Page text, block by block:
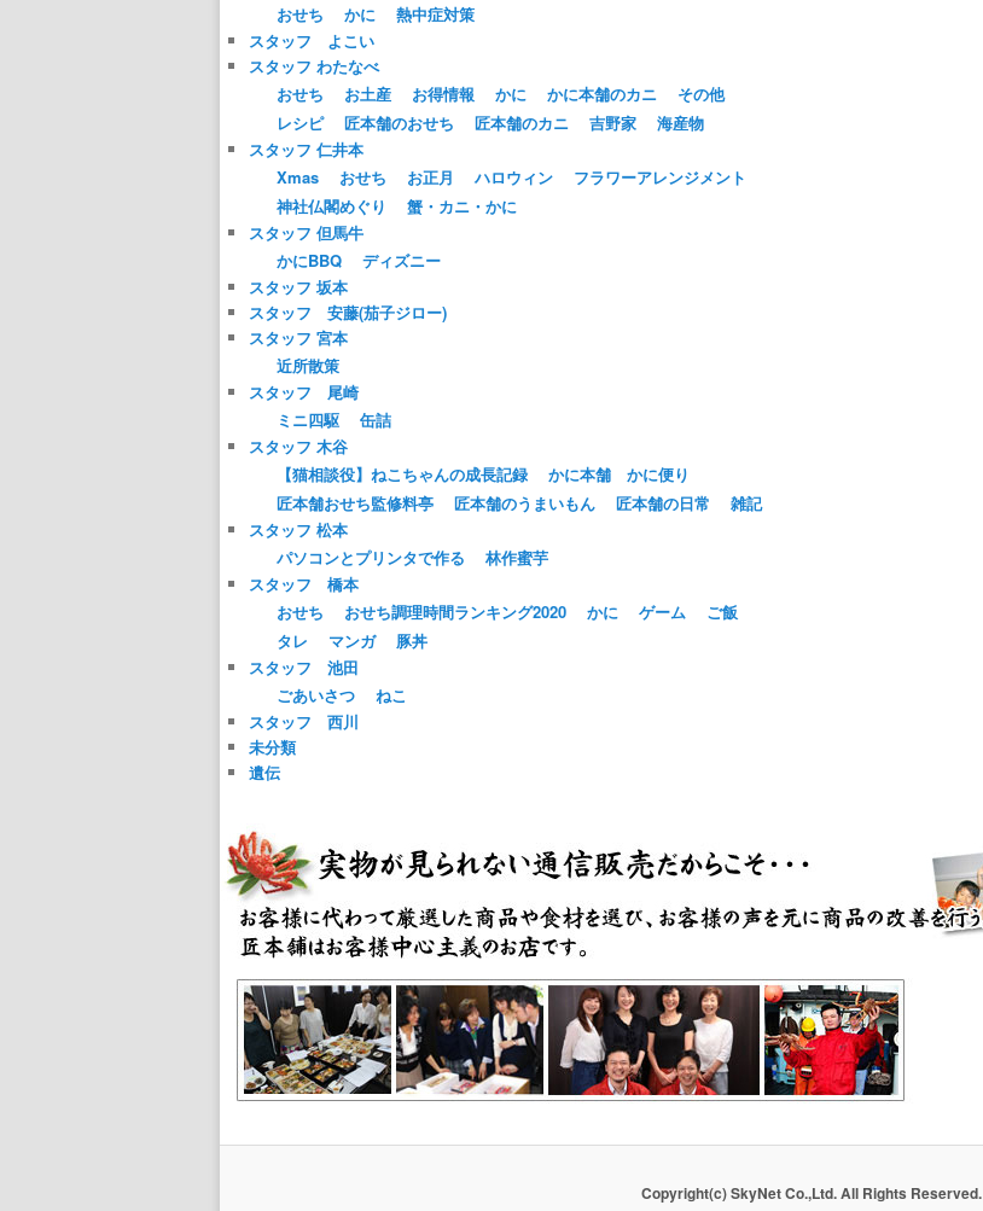
おせち
かに
熱中症対策
スタッフ よこい
スタッフ わたなべ
おせち
お土産 お得情報 かに かに本舗のカニ
その他
レシピ
匠本舗のおせち 匠本舗のカニ 吉野家
海産物
スタッフ 仁井本
Xmas
おせち お正月 ハロウィン
フラワーアレンジメント
神社仏閣めぐり
蟹・カニ・かに
スタッフ 但馬牛
かにBBQ
ディズニー
スタッフ 坂本
スタッフ 安藤(茄子ジロー)
スタッフ 宮本
近所散策
スタッフ 尾崎
ミニ四駆
缶詰
スタッフ 木谷
【猫相談役】ねこちゃんの成長記録
かに本舗 かに便り
匠本舗おせち監修料亭
匠本舗のうまいもん 匠本舗の日常
雑記
スタッフ 松本
パソコンとプリンタで作る
林作蜜芋
スタッフ 橋本
おせち
おせち調理時間ランキング2020 かに ゲーム
ご飯
タレ
マンガ
豚丼
スタッフ 池田
ごあいさつ
ねこ
スタッフ 西川
未分類
遺伝
Copyright(c) SkyNet Co.,Ltd. All Rights Reserved.